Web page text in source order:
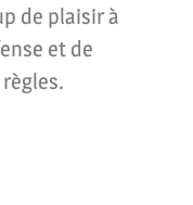
de plaisir à
et de